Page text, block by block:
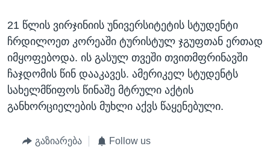
21 წლის ვირჯინიის უნივერსიტეტის სტუდენტი
ჩრდილოეთ კორეაში ტურისტულ ჯგუფთან ერთად
იმყოფებოდა. ის გასულ თვეში თვითმფრინავში
ჩაჯდომის წინ დააკავეს. ამერიკელ სტუდენტს
სახელმწიფოს წინაშე მტრული აქტის
განხორციელების მუხლი აქვს წაყენებული.
გაზიარება Follow us